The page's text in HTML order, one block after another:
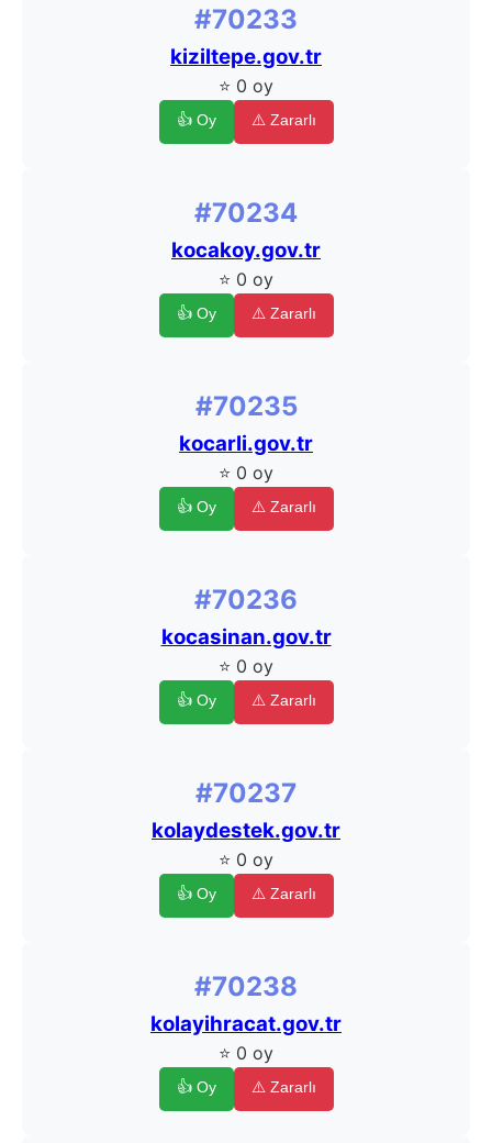
#70233
kiziltepe.gov.tr
⭐ 0 oy
👍 Oy ⚠️ Zararlı
#70234
kocakoy.gov.tr
⭐ 0 oy
👍 Oy ⚠️ Zararlı
#70235
kocarli.gov.tr
⭐ 0 oy
👍 Oy ⚠️ Zararlı
#70236
kocasinan.gov.tr
⭐ 0 oy
👍 Oy ⚠️ Zararlı
#70237
kolaydestek.gov.tr
⭐ 0 oy
👍 Oy ⚠️ Zararlı
#70238
kolayihracat.gov.tr
⭐ 0 oy
👍 Oy ⚠️ Zararlı